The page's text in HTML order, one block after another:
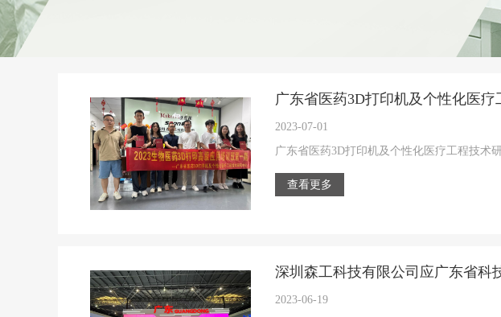
广东省医药3D打印机及个性化医
2023-07-01
广东省医药3D打印机及个性化医疗工程技术
查看更多
深圳森工科技有限公司应广东省科
2023-06-19